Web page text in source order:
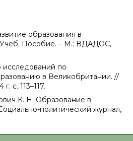
образования в
Пособие. – М.: ВДАДОС,
по
в Великобритании. //
с. 113–117.
К. Н. Образование в
политический журнал,